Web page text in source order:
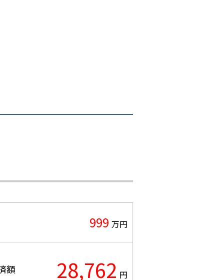
999 万円
額 28,762 円